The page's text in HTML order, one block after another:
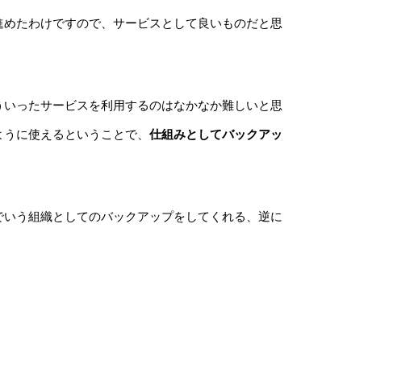
たわけですので、サービスとして良いものだと思
ったサービスを利用するのはなかなか難しいと思
に使えるということで、 仕組みとしてバックアッ
う組織としてのバックアップをしてくれる、逆に